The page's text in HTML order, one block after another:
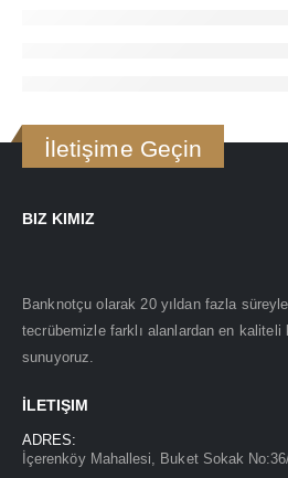
İletişime Geçin
BIZ KIMIZ
Banknotçu olarak 20 yıldan fazla
tecrübemizle farklı alanlardan en
sunuyoruz.
İLETIŞIM
ADRES:
İçerenköy Mahallesi, Buket Sokak